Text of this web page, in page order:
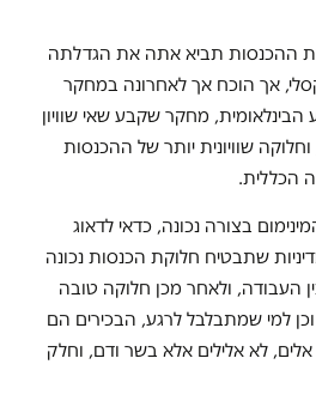
ההכנסות תביא אתה את הגדלתה
אך הוכח אך לאחרונה במחקר
מחקר שקבע שאי שוויון
שוויונית יותר של ההכנסות
הכללית.
בצורה נכונה, כדאי לדאוג
שתבטיח חלוקת הכנסות נכונה
העבודה, ולאחר מכן חלוקה טובה
למי שמתבלבל לרגע, הבכירים הם
לא אלילים אלא בשר ודם, וחלק